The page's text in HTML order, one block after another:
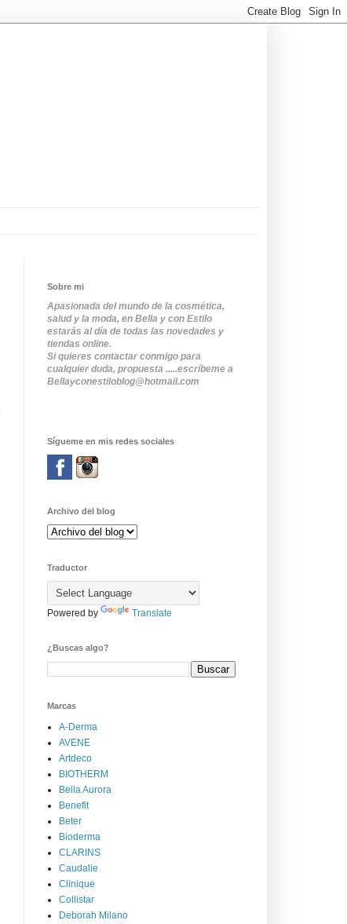
Sobre mi
Apasionada del mundo de la cosmética,
salud y la moda, en Bella y con Estilo
estarás al día de todas las novedades y
tiendas online.
Si quieres contactar conmigo para
cualquier duda, propuesta .....escríbeme a
Bellayconestiloblog@hotmail.com
Sígueme en mis redes sociales
Archivo del blog
Traductor
Powered by Translate
¿Buscas algo?
Marcas
A-Derma
AVENE
Artdeco
BIOTHERM
Bella Aurora
Benefit
Beter
Bioderma
CLARINS
Caudalie
Clinique
Collistar
Deborah Milano